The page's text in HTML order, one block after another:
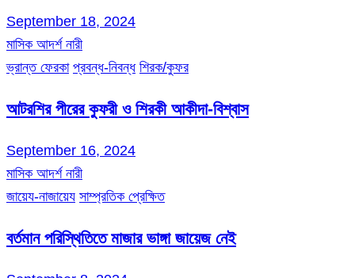
September 18, 2024
মাসিক আদর্শ নারী
ভ্রান্ত ফেরকা প্রবন্ধ-নিবন্ধ শিরক/কুফর
আটরশির পীরের কুফরী ও শিরকী আকীদা-বিশ্বাস
September 16, 2024
মাসিক আদর্শ নারী
জায়েয-নাজায়েয সাম্প্রতিক প্রেক্ষিত
বর্তমান পরিস্থিতিতে মাজার ভাঙ্গা জায়েজ নেই